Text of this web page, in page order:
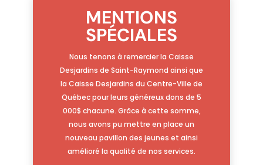
MENTIONS
SPÉCIALES
Nous tenons à remercier la Caisse
Desjardins de Saint-Raymond ainsi que
la Caisse Desjardins du Centre-Ville de
Québec pour leurs généreux dons de 5
000$ chacune. Grâce à cette somme,
nous avons pu mettre en place un
nouveau pavillon des jeunes et ainsi
amélioré la qualité de nos services.